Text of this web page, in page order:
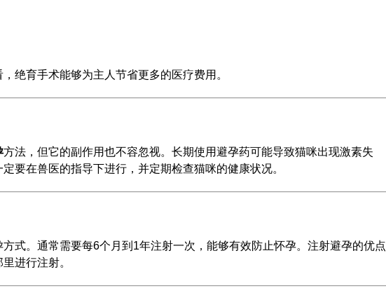
绝育手术能够为主人节省更多的医疗费用。
方法，但它的副作用也不容忽视。长期使用避孕药可能导致猫咪出现激素失
要在兽医的指导下进行，并定期检查猫咪的健康状况。
式。通常需要每6个月到1年注射一次，能够有效防止怀孕。注射避孕的优点
进行注射。